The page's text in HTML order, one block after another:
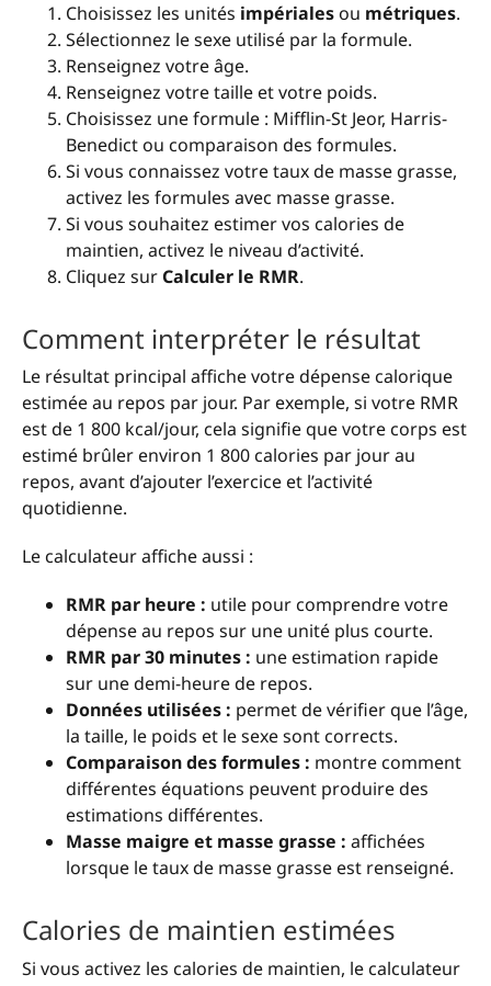
Choisissez les unités impériales ou métriques.
Sélectionnez le sexe utilisé par la formule.
Renseignez votre âge.
Renseignez votre taille et votre poids.
Choisissez une formule : Mifflin-St Jeor, Harris-
Benedict ou comparaison des formules.
Si vous connaissez votre taux de masse grasse,
activez les formules avec masse grasse.
Si vous souhaitez estimer vos calories de
maintien, activez le niveau d’activité.
Cliquez sur Calculer le RMR.
Comment interpréter le résultat
Le résultat principal affiche votre dépense calorique
estimée au repos par jour. Par exemple, si votre RMR
est de 1 800 kcal/jour, cela signifie que votre corps est
estimé brûler environ 1 800 calories par jour au
repos, avant d’ajouter l’exercice et l’activité
quotidienne.
Le calculateur affiche aussi :
RMR par heure : utile pour comprendre votre
dépense au repos sur une unité plus courte.
RMR par 30 minutes : une estimation rapide
sur une demi-heure de repos.
Données utilisées : permet de vérifier que l’âge,
la taille, le poids et le sexe sont corrects.
Comparaison des formules : montre comment
différentes équations peuvent produire des
estimations différentes.
Masse maigre et masse grasse : affichées
lorsque le taux de masse grasse est renseigné.
Calories de maintien estimées
Si vous activez les calories de maintien, le calculateur